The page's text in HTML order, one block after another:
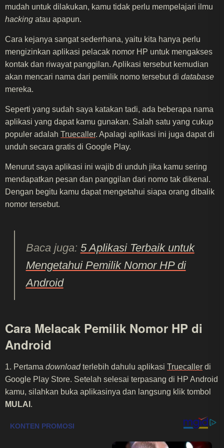
mudah untuk dilakukan, kamu tidak perlu mempelajari ilmu
hacking atau apapun.
Cara kejanya sangat sederrhana, yaitu kita hanya perlu
mengizinkan aplikasi pelacak nomor HP untuk mengakses
kontak dan riwayat panggilan. Aplikasi tersebut kemudian
akan mencari nama dari pemilik nomo tersebut di database
mereka.
Seperti yang sudah saya katakan tadi, ada beberapa nama
aplikasi yang dapat kamu gunakan. Salah satu yang cukup
populer adalah Truecaller. Apalagi aplikasi ini juga dapat di
unduh secara gratis di Google Play.
Menurut saya aplikasi ini wajib di unduh jika kamu sering
mendapatkan pesan dan panggilan dari nomo tak dikenal.
Dengan begitu kamu dapat mengetahui siapa orang dibalik
nomor tersebut.
Baca juga: 5 Aplikasi Terbaik untuk
Mengetahui Pemilik Nomor HP di
Android
Cara Melacak Pemilik Nomor HP di
Android
1. Pertama downloadterlebih dahulu aplikasi Truecaller di
Google Play Store. Setelah selesai terpasang di HP Android
kamu, silahkan buka aplikasinya dan langsung klik tombol
MULAI .